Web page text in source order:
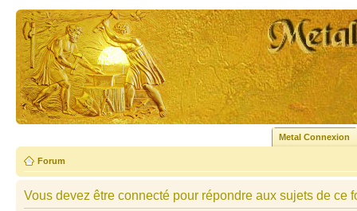
Metal Connexion
Forum
Vous devez être connecté pour répondre aux sujets de ce